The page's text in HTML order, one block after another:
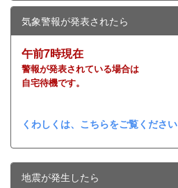
気象警報が発表されたら
午前7時現在
警報が発表されている場合は
自宅待機です。
くわしくは、こちらをご覧ください
地震が発生したら